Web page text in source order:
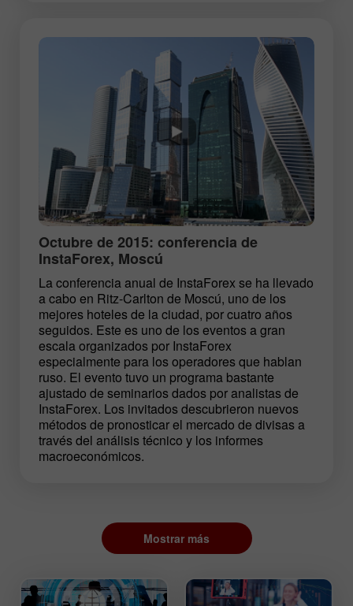
Octubre de 2015: conferencia de
InstaForex, Moscú
La conferencia anual de InstaForex se ha llevado
a cabo en Ritz-Carlton de Moscú, uno de los
mejores hoteles de la ciudad, por cuatro años
seguidos. Este es uno de los eventos a gran
escala organizados por InstaForex
especialmente para los operadores que hablan
ruso. El evento tuvo un programa bastante
ajustado de seminarios dados por analistas de
InstaForex. Los invitados descubrieron nuevos
métodos de pronosticar el mercado de divisas a
través del análisis técnico y los informes
macroeconómicos.
Mostrar más